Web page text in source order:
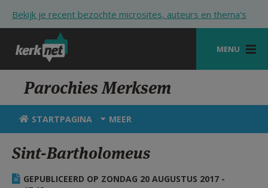
Bekijk je recent bezochte microsites, auteurs en thema's
MENU
STARTPAGINA
KERK
VIERINGEN
SHOP
ZOEKEN
Parochies Merksem
STARTPAGINA MEER
Sint-Bartholomeus
GEPUBLICEERD OP ZONDAG 20 AUGUSTUS 2017 -